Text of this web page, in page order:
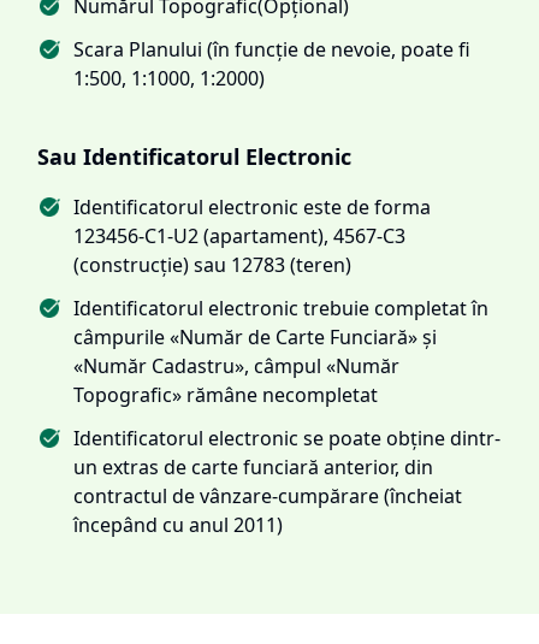
Numărul Topografic(Opțional)
Scara Planului (în funcție de nevoie, poate fi
1:500, 1:1000, 1:2000)
Sau Identificatorul Electronic
Identificatorul electronic este de forma
123456-C1-U2 (apartament), 4567-C3
(construcție) sau 12783 (teren)
Identificatorul electronic trebuie completat în
câmpurile «Număr de Carte Funciară» și
«Număr Cadastru», câmpul «Număr
Topografic» rămâne necompletat
Identificatorul electronic se poate obține dintr-
un extras de carte funciară anterior, din
contractul de vânzare-cumpărare (încheiat
începând cu anul 2011)